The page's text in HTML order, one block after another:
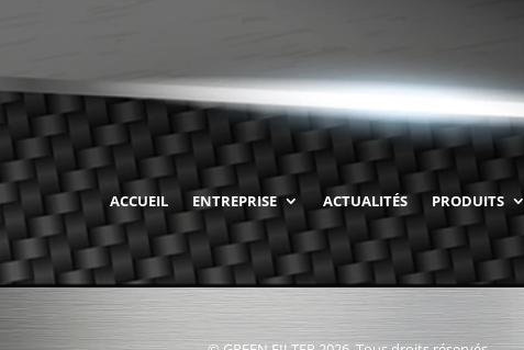
ACCUEIL ENTREPRISE ACTUALITÉS PRODUITS